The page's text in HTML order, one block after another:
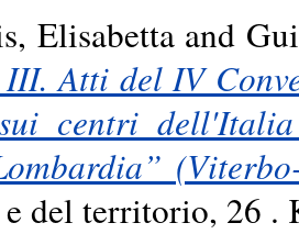
Elisabettaand
Atti del IV
centri dell'Italia
del territorio, 26 .